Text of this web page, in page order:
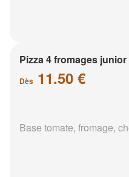
Pizza 4 fromages junior
Dès 11.50 €
Base tomate, fromage,